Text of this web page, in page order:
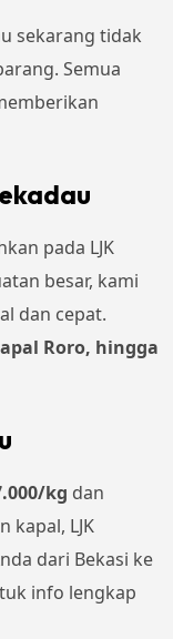
sekarang tidak
Semua
pada LJK
besar, kami
dan cepat.
Roro, hingga
/kg dan
kapal, LJK
dari Bekasi ke
info lengkap